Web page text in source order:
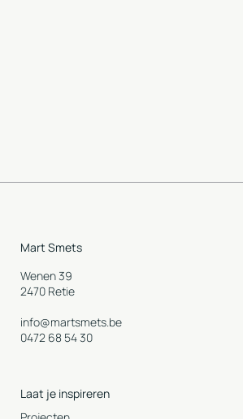
Laat je inspireren
Mart Smets
Wenen 39
2470 Retie
info@martsmets.be
0472 68 54 30